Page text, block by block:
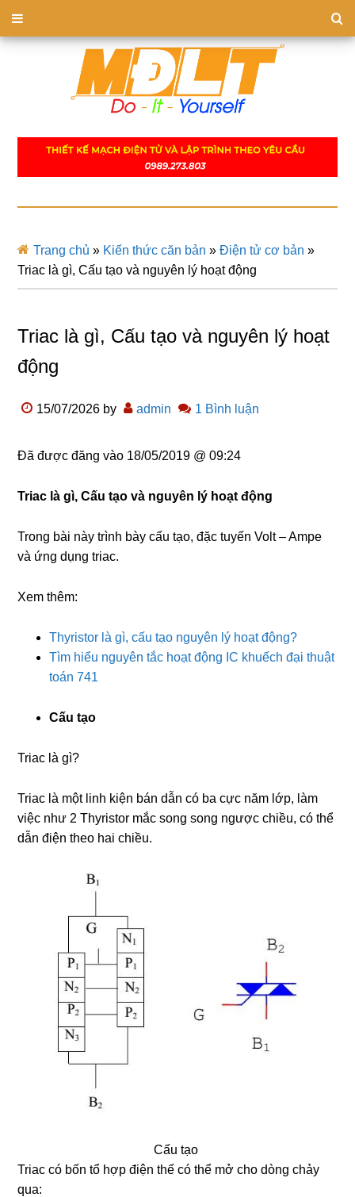
Trang chủ » Kiến thức căn bản »Điện tử cơ bản »
Triac là gì, Cấu tạo và nguyên lý hoạt động
Triac là gì, Cấu tạo và nguyên lý hoạt
động
15/07/2026 by admin 1 Bình luận
Đã được đăng vào 18/05/2019 @ 09:24
Triac là gì, Cấu tạo và nguyên lý hoạt động
Trong bài này trình bày cấu tạo, đặc tuyến Volt – Ampe
và ứng dụng triac.
Xem thêm:
Thyristor là gì, cấu tạo nguyên lý hoạt động?
Tìm hiểu nguyên tắc hoạt động IC khuếch đại thuật
toán 741
Cấu tạo
Triac là gì?
Triac là một linh kiện bán dẫn có ba cực năm lớp, làm
việc như 2 Thyristor mắc song song ngược chiều, có thể
dẫn điện theo hai chiều.
Cấu tạo
Triac có bốn tổ hợp điện thế có thể mở cho dòng chảy
qua: